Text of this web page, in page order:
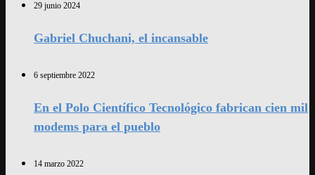
29 junio 2024
Gabriel Chuchani, el incansable
6 septiembre 2022
En el Polo Científico Tecnológico fabrican cien mil
modems para el pueblo
14 marzo 2022